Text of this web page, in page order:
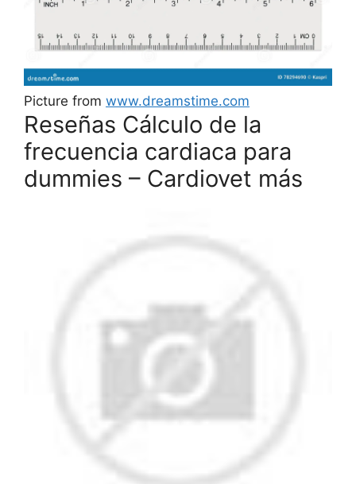
Picture from www.dreamstime.com
Reseñas Cálculo de la
frecuencia cardiaca para
dummies – Cardiovet más